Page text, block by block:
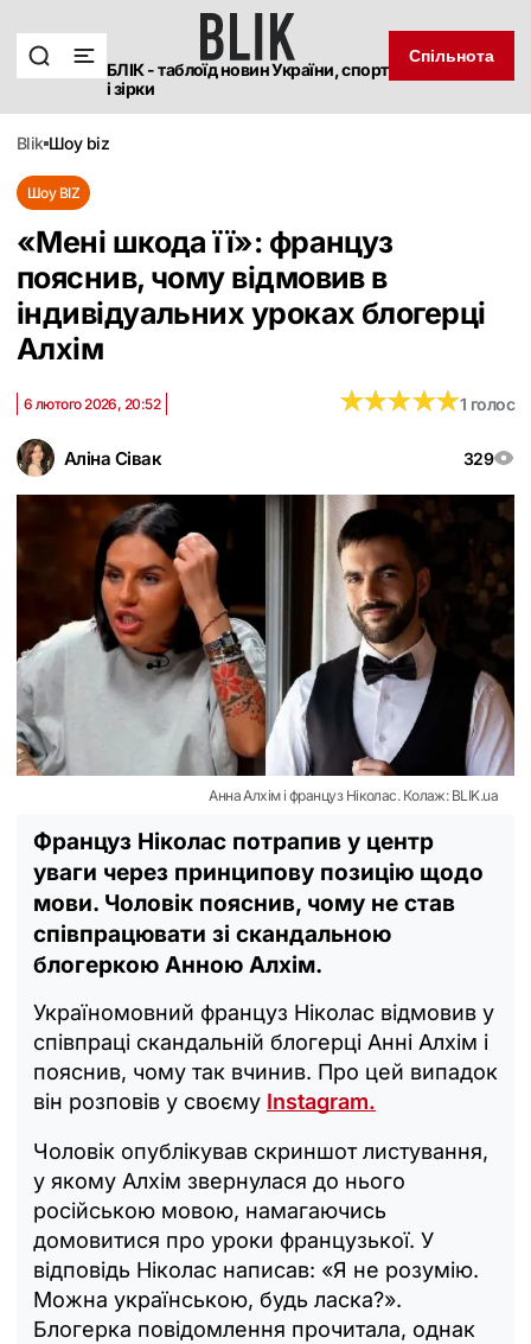
БЛІК - таблоїд новин України, спорт
і зірки
Спільнота
blik шоу biz
Шоу BIZ
«‎Мені шкода її»: француз
пояснив, чому відмовив в
індивідуальних уроках блогерці
Алхім
Аліна Сівак 329
6 лютого 2026, 20:52 ★★★★★
★★★★★1 голос
Анна Алхім і француз Ніколас. Колаж: BLIK.ua
Француз Ніколас потрапив у центр
уваги через принципову позицію щодо
мови. Чоловік пояснив, чому не став
співпрацювати зі скандальною
блогеркою Анною Алхім.
Україномовний француз Ніколас відмовив у
співпраці скандальній блогерці Анні Алхім і
пояснив, чому так вчинив. Про цей випадок
він розповів у своєму Instagram.
Чоловік опублікував скриншот листування,
у якому Алхім звернулася до нього
російською мовою, намагаючись
домовитися про уроки французької. У
відповідь Ніколас написав: «Я не розумію.
Можна українською, будь ласка?».
Блогерка повідомлення прочитала, однак